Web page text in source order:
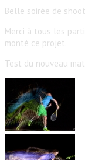
Belle soirée de
Merci à tous les
monté ce projet.
Test du nouveau